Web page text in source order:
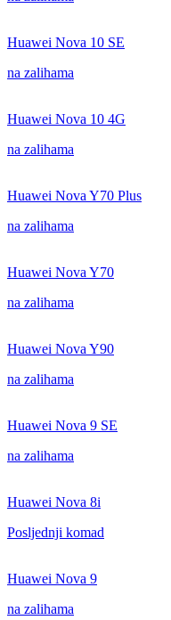
Huawei Nova 10 SE
na zalihama
Huawei Nova 10 4G
na zalihama
Huawei Nova Y70 Plus
na zalihama
Huawei Nova Y70
na zalihama
Huawei Nova Y90
na zalihama
Huawei Nova 9 SE
na zalihama
Huawei Nova 8i
Posljednji komad
Huawei Nova 9
na zalihama